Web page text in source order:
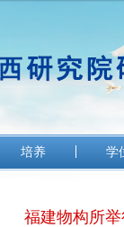
培养 学
福建物构所